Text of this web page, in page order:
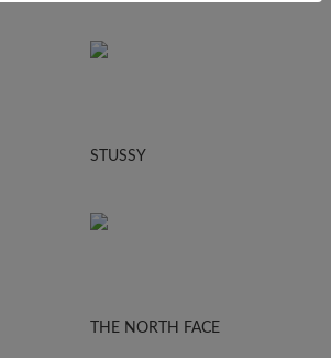
STUSSY
THE NORTH FACE